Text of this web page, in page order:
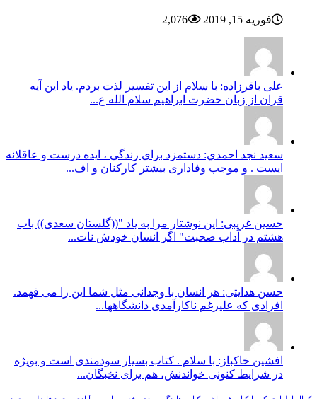
فوریه 15, 2019 2,076
علی باقرزاده: با سلام از این تفسیر لذت بردم. یاد این آیه
قران از زبان حضرت ابراهیم سلام الله ع...
سعيد نجد احمدي: دستمزد برای زندگی ، ایده درست و عاقلانه
ایست . و موجب وفاداری بیشتر کارکنان و اف...
حسین غریبی: این نوشتار مرا به یاد "((گلستان سعدی)) باب
هشتم در آداب صحبت" اگر انسان خودش نات...
حسن هدایتی: هر انسان با وجدانی مثل شما این را می فهمد.
افرادی که علیرغم ناکارآمدی دانشگاهها...
افشین خاکباز: با سلام . کتاب بسیار سودمندی است و بویژه
در شرایط کنونی خواندنش، هم برای نخبگان...